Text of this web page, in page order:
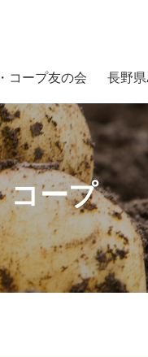
コープ友の会 長野
コープ